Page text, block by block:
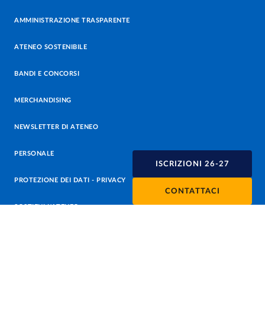
ISCRIZIONI 26-27
CONTATTACI
AMMINISTRAZIONE TRASPARENTE
ATENEO SOSTENIBILE
BANDI E CONCORSI
MERCHANDISING
NEWSLETTER DI ATENEO
PERSONALE
PROTEZIONE DEI DATI - PRIVACY
SOSTIENI L'ATENEO